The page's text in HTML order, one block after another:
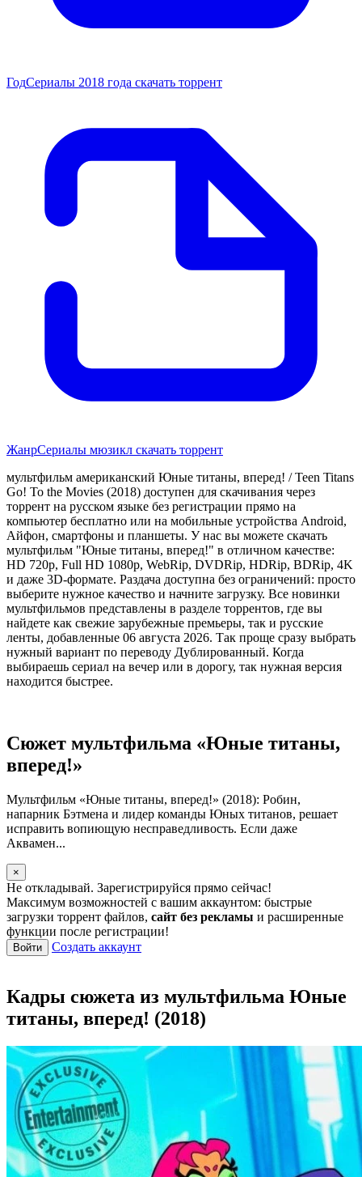
ГодСериалы 2018 года скачать торрент
ЖанрСериалы мюзикл скачать торрент
мультфильм американский Юные титаны, вперед! / Teen Titans
Go! To the Movies (2018) доступен для скачивания через
торрент на русском языке без регистрации прямо на
компьютер бесплатно или на мобильные устройства Android,
Айфон, смартфоны и планшеты. У нас вы можете скачать
мультфильм "Юные титаны, вперед!" в отличном качестве:
HD 720p, Full HD 1080p, WebRip, DVDRip, HDRip, BDRip, 4K
и даже 3D-формате. Раздача доступна без ограничений: просто
выберите нужное качество и начните загрузку. Все новинки
мультфильмов представлены в разделе торрентов, где вы
найдете как свежие зарубежные премьеры, так и русские
ленты, добавленные 06 августа 2026. Так проще сразу выбрать
нужный вариант по переводу Дублированный. Когда
выбираешь сериал на вечер или в дорогу, так нужная версия
находится быстрее.
Сюжет мультфильма «Юные титаны,
вперед!»
Мультфильм «Юные титаны, вперед!» (2018): Робин,
напарник Бэтмена и лидер команды Юных титанов, решает
исправить вопиющую несправедливость. Если даже
Аквамен...
×
Не откладывай. Зарегистрируйся прямо сейчас!
Максимум возможностей с вашим аккаунтом: быстрые
загрузки торрент файлов, сайт без рекламы и расширенные
функции после регистрации!
Войти Создать аккаунт
Кадры сюжета из мультфильма Юные
титаны, вперед! (2018)